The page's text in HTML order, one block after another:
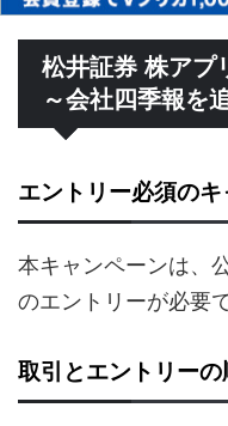
松井証券 株アプ
～会社四季報を
エントリー必須の
本キャンペーンは、
のエントリーが必要で
取引とエントリーの